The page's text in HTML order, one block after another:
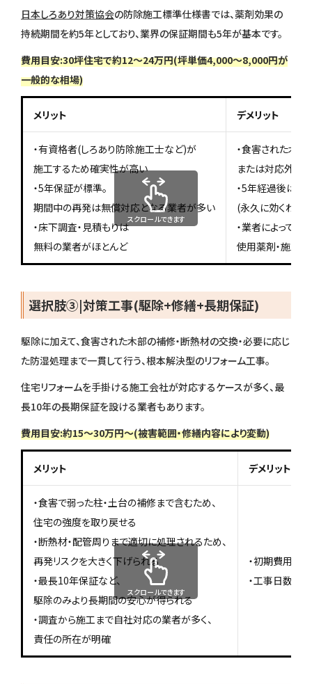
日本しろあり対策協会の防除施工標準仕様書では、薬剤効果の
持続期間を約5年としており、業界の保証期間も5年が基本です。
費用目安:30坪住宅で約12〜24万円(坪単価4,000〜8,000円が
一般的な相場)
メリット デメリット
・有資格者(しろあり防除施工士など)が
施工するため確実性が高い
・5年保証が標準。
期間中の再発は無償対応となる業者が多い
・床下調査・見積もりは
無料の業者がほとんど
・食害された木
または対応外の
・5年経過後は再
(永久に効くわけ
・業者によって
使用薬剤・施工
スクロールできます
選択肢③|対策工事(駆除+修繕+長期保証)
駆除に加えて、食害された木部の補修・断熱材の交換・必要に応じ
た防湿処理まで一貫して行う、根本解決型のリフォーム工事。
住宅リフォームを手掛ける施工会社が対応するケースが多く、最
長10年の長期保証を設ける業者もあります。
費用目安:約15〜30万円〜(被害範囲・修繕内容により変動)
メリット デメリット
・食害で弱った柱・土台の補修まで含むため、
住宅の強度を取り戻せる
・断熱材・配管周りまで適切に処理されるため、
再発リスクを大きく下げられる
・最長10年保証など、
駆除のみより長期間の安心が得られる
・調査から施工まで自社対応の業者が多く、
責任の所在が明確
・初期費用は
・工事日数が
スクロールできます